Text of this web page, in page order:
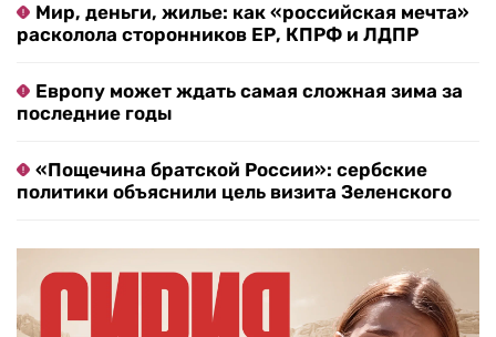
Мир, деньги, жилье: как «российская мечта»
расколола сторонников ЕР, КПРФ и ЛДПР
Европу может ждать самая сложная зима за
последние годы
«Пощечина братской России»: сербские
политики объяснили цель визита Зеленского